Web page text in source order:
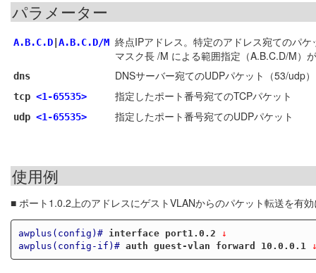
パラメーター
A.B.C.D A.B.C.D/M 終点IPアドレス。特定のアドレス宛てのパ
マスク長 /M による範囲指定（A.B.C.D/M）
dns DNSサーバー宛てのUDPパケット（53/udp）
tcp <1-65535> 指定したポート番号宛てのTCPパケット
udp <1-65535> 指定したポート番号宛てのUDPパケット
使用例
■ ポート1.0.2上のアドレスにゲストVLANからのパケット転送を有
awplus(config)# interface port1.0.2 ↓
awplus(config-if)# auth guest-vlan forward 10.0.0.1